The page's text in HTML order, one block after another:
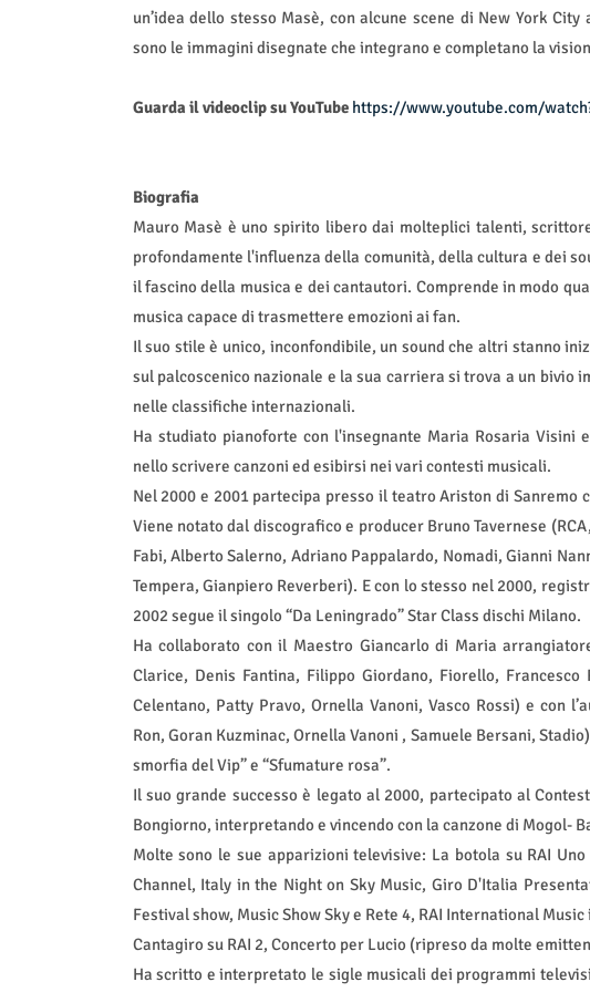
un’idea dello stesso Masè, con alcune scene di New York
sono le immagini disegnate che integrano e completano la
Guarda il videoclip su YouTube https://www.youtube.com/
Biografia
Mauro Masè è uno spirito libero dai molteplici talenti,
profondamente l'influenza della comunità, della cultura e dei
il fascino della musica e dei cantautori. Comprende in modo
musica capace di trasmettere emozioni ai fan.
Il suo stile è unico, inconfondibile, un sound che altri stanno
sul palcoscenico nazionale e la sua carriera si trova a un bivio
nelle classifiche internazionali.
Ha studiato pianoforte con l'insegnante Maria Rosaria Visini
nello scrivere canzoni ed esibirsi nei vari contesti musicali.
Nel 2000 e 2001 partecipa presso il teatro Ariston di Sanremo
Viene notato dal discografico e producer Bruno Tavernese
Fabi, Alberto Salerno, Adriano Pappalardo, Nomadi, Gianni
Tempera, Gianpiero Reverberi). E con lo stesso nel 2000,
2002 segue il singolo “Da Leningrado” Star Class dischi Milano.
Ha collaborato con il Maestro Giancarlo di Maria
Clarice, Denis Fantina, Filippo Giordano, Fiorello,
Celentano, Patty Pravo, Ornella Vanoni, Vasco Rossi) e con
Ron, Goran Kuzminac, Ornella Vanoni , Samuele Bersani,
smorfia del Vip” e “Sfumature rosa”.
Il suo grande successo è legato al 2000, partecipato al
Bongiorno, interpretando e vincendo con la canzone di Mogol-
Molte sono le sue apparizioni televisive: La botola su RAI
Channel, Italy in the Night on Sky Music, Giro D'Italia
Festival show, Music Show Sky e Rete 4, RAI International
Cantagiro su RAI 2, Concerto per Lucio (ripreso da molte
Ha scritto e interpretato le sigle musicali dei programmi